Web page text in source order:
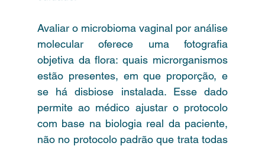
Avaliar o microbioma vaginal por análise
molecular oferece uma fotografia
objetiva da flora: quais microrganismos
estão presentes, em que proporção, e
se há disbiose instalada. Esse dado
permite ao médico ajustar o protocolo
com base na biologia real da paciente,
não no protocolo padrão que trata todas